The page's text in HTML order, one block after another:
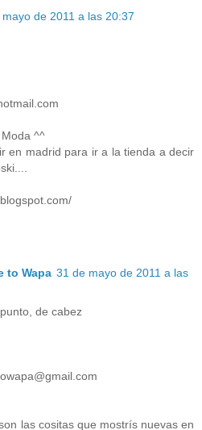
de 2011 a las 20:37
^^
en madrid para ir a la tienda a decir
to Wapa 31 de mayo de 2011 a las
de cabez
las cositas que mostrís nuevas en